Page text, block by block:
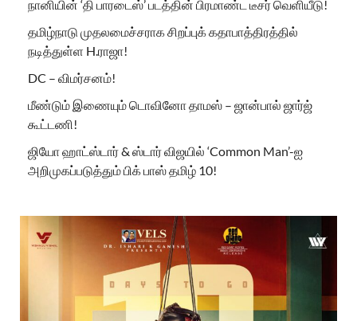
நானியின் ‘தி பாரடைஸ்’ படத்தின் பிரமாண்ட டீசர் வெளியீடு!
தமிழ்நாடு முதலமைச்சராக சிறப்புக் கதாபாத்திரத்தில்
நடித்துள்ள H.ராஜா!
DC – விமர்சனம்!
மீண்டும் இணையும் டொவினோ தாமஸ் – ஜான்பால் ஜார்ஜ்
கூட்டணி!
ஜியோ ஹாட்ஸ்டார் & ஸ்டார் விஜயில் ‘Common Man’-ஐ
அறிமுகப்படுத்தும் பிக் பாஸ் தமிழ் 10!